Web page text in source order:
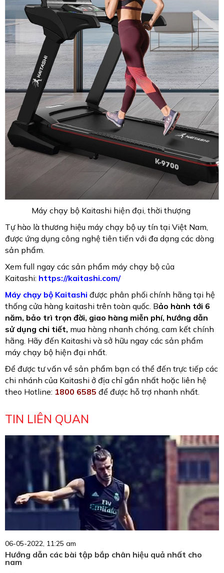
Máy chạy bộ Kaitashi hiện đại, thời thượng
Tự hào là thương hiệu máy chạy bộ uy tín tại Việt Nam,
được ứng dụng công nghệ tiên tiến với đa dạng các dòng
sản phẩm.
Xem full ngay các sản phẩm máy chạy bộ của
Kaitashi: https://kaitashi.com/
Máy chạy bộ Kaitashi được phân phối chính hãng tại hệ
thống cửa hàng kaitashi trên toàn quốc. Bảo hành tới 6
năm, bảo trì trọn đời, giao hàng miễn phí, hướng dẫn
sử dụng chi tiết, mua hàng nhanh chóng, cam kết chính
hãng. Hãy đến Kaitashi và sở hữu ngay các sản phẩm
máy chạy bộ hiện đại nhất.
Để được tư vấn về sản phẩm bạn có thể đến trực tiếp các
chi nhánh của Kaitashi ở địa chỉ gần nhất hoặc liên hệ
theo Hotline: 1800 6585 để được hỗ trợ nhanh nhất.
TIN LIÊN QUAN
06-05-2022, 11:25 am
Hướng dẫn các bài tập bắp chân hiệu quả nhất cho
nam